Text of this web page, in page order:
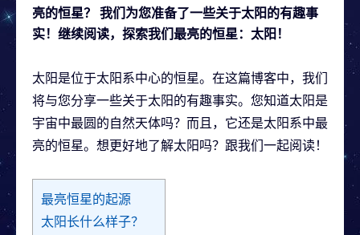
亮的恒星？ 我们为您准备了一些关于太阳的有趣事
实！继续阅读，探索我们最亮的恒星：太阳！
太阳是位于太阳系中心的恒星。在这篇博客中，我们
将与您分享一些关于太阳的有趣事实。您知道太阳是
宇宙中最圆的自然天体吗？而且，它还是太阳系中最
亮的恒星。想更好地了解太阳吗？跟我们一起阅读！
最亮恒星的起源
太阳长什么样子？